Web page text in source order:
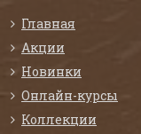
Главная
Акции
Новинки
Онлайн-курсы
Коллекции